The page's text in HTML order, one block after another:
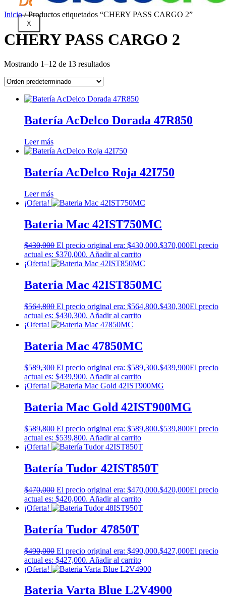
X
Inicio/ Productos etiquetados “CHERY PASS CARGO 2”
CHERY PASS CARGO 2
Mostrando 1–12 de 13 resultados
Batería AcDelco Dorada 47R850
Leer más
Batería AcDelco Roja 42I750
Leer más
¡Oferta!
Bateria Mac 42IST750MC
$430,000 El precio original era: $430,000.$370,000El precio
actual es: $370,000. Añadir al carrito
¡Oferta!
Bateria Mac 42IST850MC
$564,800 El precio original era: $564,800.$430,300El precio
actual es: $430,300. Añadir al carrito
¡Oferta!
Bateria Mac 47850MC
$589,300 El precio original era: $589,300.$439,900El precio
actual es: $439,900. Añadir al carrito
¡Oferta!
Bateria Mac Gold 42IST900MG
$589,800 El precio original era: $589,800.$539,800El precio
actual es: $539,800. Añadir al carrito
¡Oferta!
Batería Tudor 42IST850T
$470,000 El precio original era: $470,000.$420,000El precio
actual es: $420,000. Añadir al carrito
¡Oferta!
Batería Tudor 47850T
$490,000 El precio original era: $490,000.$427,000El precio
actual es: $427,000. Añadir al carrito
¡Oferta!
Bateria Varta Blue L2V4900